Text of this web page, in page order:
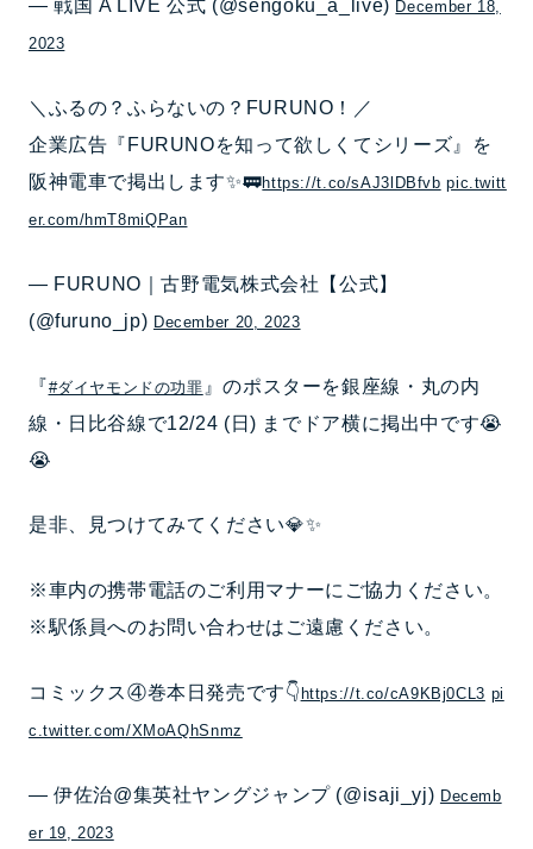
— 戦国 A LIVE 公式 (@sengoku_a_live) December 18,
2023
＼ふるの？ふらないの？FURUNO！／
企業広告『FURUNOを知って欲しくてシリーズ』を
阪神電車で掲出します✨🚃https://t.co/sAJ3lDBfvb pic.twitt
er.com/hmT8miQPan
— FURUNO｜古野電気株式会社【公式】
(@furuno_jp) December 20, 2023
『#ダイヤモンドの功罪 』のポスターを銀座線・丸の内
線・日比谷線で12/24 (日) までドア横に掲出中です😭
😭
是非、見つけてみてください💎✨
※車内の携帯電話のご利用マナーにご協力ください。
※駅係員へのお問い合わせはご遠慮ください。
コミックス④巻本日発売です👇 https://t.co/cA9KBj0CL3 pi
c.twitter.com/XMoAQhSnmz
— 伊佐治@集英社ヤングジャンプ (@isaji_yj) Decemb
er 19, 2023